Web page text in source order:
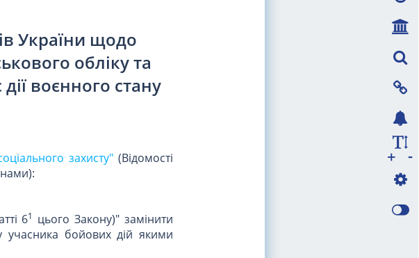
України щодо
обліку та
воєнного стану
захисту"(Відомості
61 цього Закону)" замінити
учасника бойових дій якими
-
+